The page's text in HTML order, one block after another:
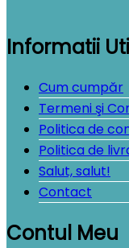
Informatii
Cum cumpăr
Termeni şi
Politica de
Politica de
Salut, salut!
Contact
Contul Meu